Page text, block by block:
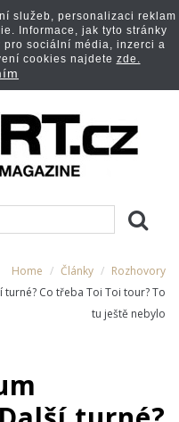
Home Články
Rozhovory
Co třeba Toi Toi tour? To
tu ještě nebylo
služeb, personalizaci reklam
Informace, jak tyto stránky
sociální média, inzerci a
cookies najdete zde.